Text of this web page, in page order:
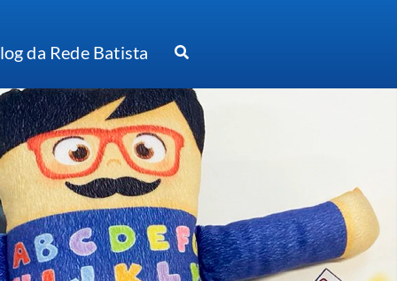
da Rede Batista